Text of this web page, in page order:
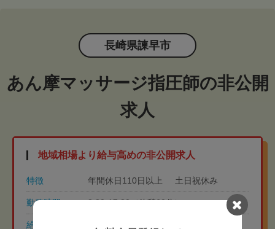
長崎県諫早市
あん摩マッサージ指圧師の非公開
求人
地域相場より給与高めの非公開求人
特徴 年間休日110日以上 土日祝休み
勤務時間 8:30-17:30（休憩60分）
給与